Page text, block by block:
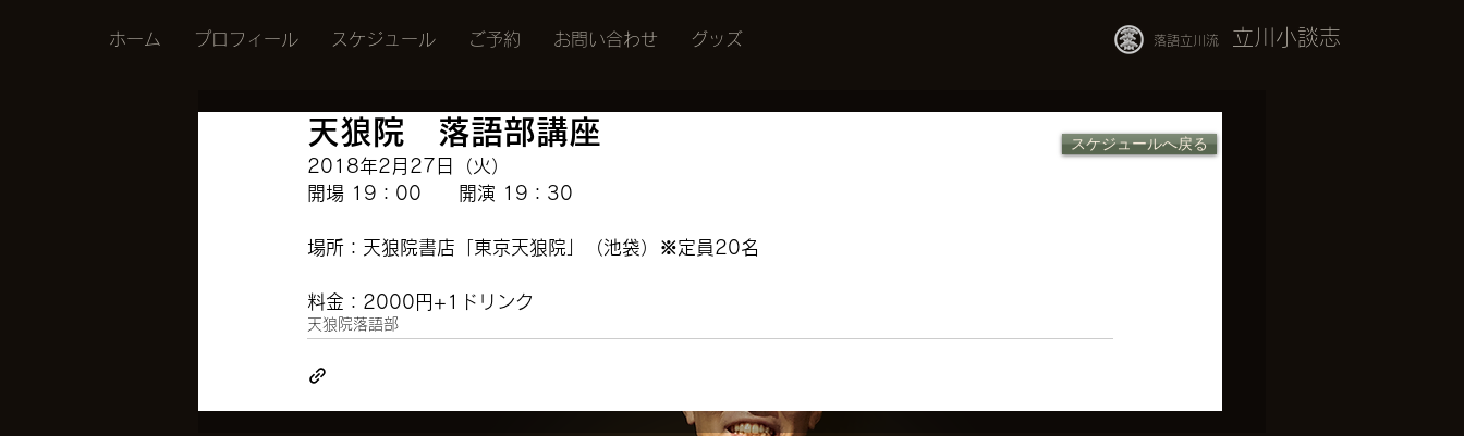
ホーム プロフィール スケジュール ご予約 お問い合わせ グッズ 落語立川流 立川小談志
天狼院 落語部講座
2018年2月27日（火）
開場 19：00　　開演 19：30
場所： 天狼院書店 「東京天狼院」（池袋）※定員20名
料金：2000円+1ドリンク
天狼院落語部
スケジュールへ戻る